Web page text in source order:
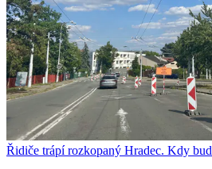
Řidiče trápí rozkopaný Hradec. Kdy